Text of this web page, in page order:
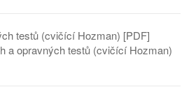
testů (cvičící Hozman) [PDF]
a opravných testů (cvičící Hozman)